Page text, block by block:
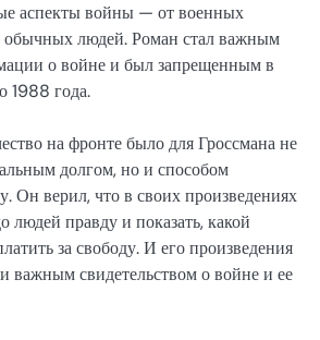
аспекты войны — от военных
людей. Роман стал важным
о войне и был запрещенным в
1988 года.
на фронте было для Гроссмана не
долгом, но и способом
Он верил, что в своих произведениях
людей правду и показать, какой
за свободу. И его произведения
важным свидетельством о войне и ее